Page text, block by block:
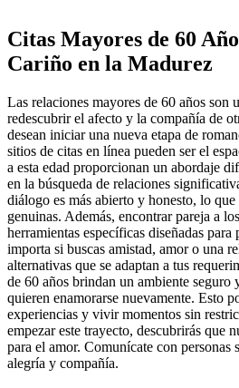
Citas Mayores de 60
Cariño en la Madurez
Las relaciones mayores de 60 años son
redescubrir el afecto y la compañía de
desean iniciar una nueva etapa de
sitios de citas en línea pueden ser el
a esta edad proporcionan un abordaje
en la búsqueda de relaciones
diálogo es más abierto y honesto, lo
genuinas. Además, encontrar pareja a
herramientas específicas diseñadas para
importa si buscas amistad, amor o una
alternativas que se adaptan a tus
de 60 años brindan un ambiente seguro
quieren enamorarse nuevamente. Esto
experiencias y vivir momentos sin
empezar este trayecto, descubrirás que
para el amor. Comunícate con personas
alegría y compañía.